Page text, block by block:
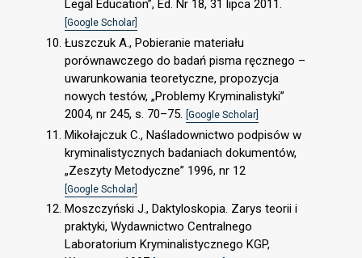
Legal Education”, Ed. Nr 18, 31 lipca 2011.
[Google Scholar]
Łuszczuk A., Pobieranie materiału
porównawczego do badań pisma ręcznego –
uwarunkowania teoretyczne, propozycja
nowych testów, „Problemy Kryminalistyki”
2004, nr 245, s. 70–75. [Google Scholar]
Mikołajczuk C., Naśladownictwo podpisów w
kryminalistycznych badaniach dokumentów,
„Zeszyty Metodyczne” 1996, nr 12
[Google Scholar]
Moszczyński J., Daktyloskopia. Zarys teorii i
praktyki, Wydawnictwo Centralnego
Laboratorium Kryminalistycznego KGP,